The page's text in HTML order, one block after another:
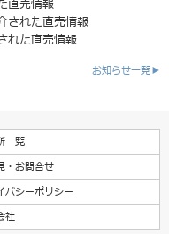
直売情報
された直売情報
れた直売情報
お知らせ一覧▶
一覧
・お問合せ
バシーポリシー
社